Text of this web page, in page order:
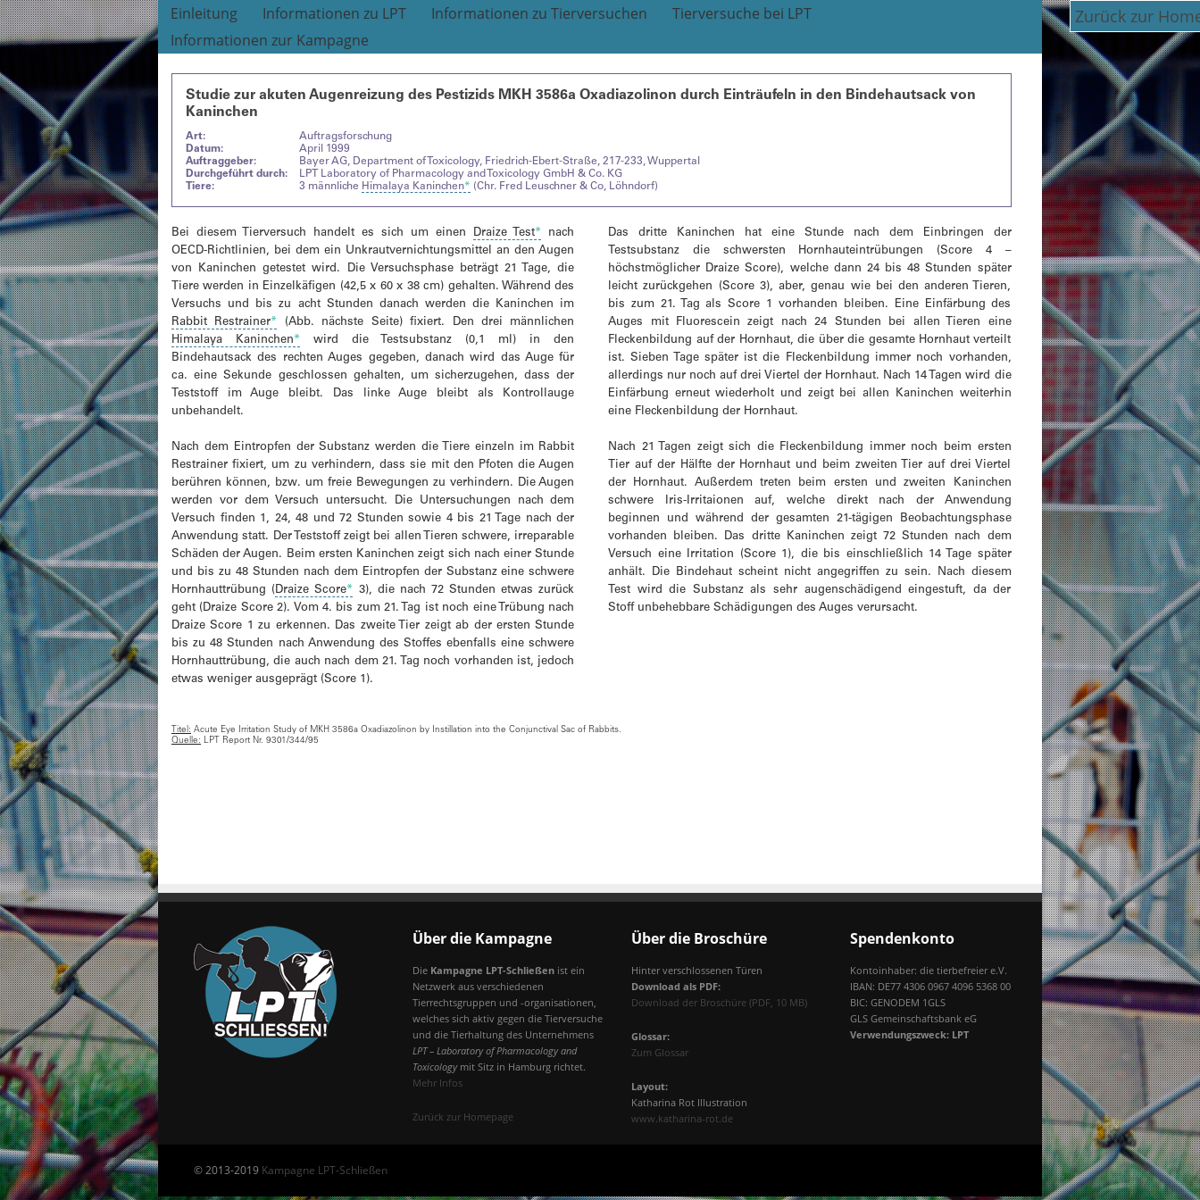
Zurück zur
Einleitung Informationen zu LPT Informationen zu Tierversuchen
Tierversuche bei LPT
Informationen zur Kampagne
Studie zur akuten Augenreizung des Pestizids MKH 3586a Oxadiazolinon durch Einträufeln in den Bindehautsack von
Kaninchen
Art:
Auftragsforschung
Datum:
April 1999
Auftraggeber:
Bayer AG, Department of Toxicology, Friedrich-Ebert-Straße, 217-233, Wuppertal
Durchgeführt durch:
LPT Laboratory of Pharmacology and Toxicology GmbH & Co. KG
Tiere:
3 männliche Himalaya Kaninchen* (Chr. Fred Leuschner & Co, Löhndorf)
Bei diesem Tierversuch handelt es sich um einen Draize Test* nach
OECD-Richtlinien, bei dem ein Unkrautvernichtungsmittel an den Augen
von Kaninchen getestet wird. Die Versuchsphase beträgt 21 Tage, die
Tiere werden in Einzelkäfigen (42,5 x 60 x 38 cm) gehalten. Während des
Versuchs und bis zu acht Stunden danach werden die Kaninchen im
Rabbit Restrainer* (Abb. nächste Seite) fixiert. Den drei männlichen
Himalaya Kaninchen* wird die Testsubstanz (0,1 ml) in den
Bindehautsack des rechten Auges gegeben, danach wird das Auge für
ca. eine Sekunde geschlossen gehalten, um sicherzugehen, dass der
Teststoff im Auge bleibt. Das linke Auge bleibt als Kontrollauge
unbehandelt.
Nach dem Eintropfen der Substanz werden die Tiere einzeln im Rabbit
Restrainer fixiert, um zu verhindern, dass sie mit den Pfoten die Augen
berühren können, bzw. um freie Bewegungen zu verhindern. Die Augen
werden vor dem Versuch untersucht. Die Untersuchungen nach dem
Versuch finden 1, 24, 48 und 72 Stunden sowie 4 bis 21 Tage nach der
Anwendung statt. Der Teststoff zeigt bei allen Tieren schwere, irreparable
Schäden der Augen. Beim ersten Kaninchen zeigt sich nach einer Stunde
und bis zu 48 Stunden nach dem Eintropfen der Substanz eine schwere
Hornhauttrübung (Draize Score* 3), die nach 72 Stunden etwas zurück
geht (Draize Score 2). Vom 4. bis zum 21. Tag ist noch eine Trübung nach
Draize Score 1 zu erkennen. Das zweite Tier zeigt ab der ersten Stunde
bis zu 48 Stunden nach Anwendung des Stoffes ebenfalls eine schwere
Hornhauttrübung, die auch nach dem 21. Tag noch vorhanden ist, jedoch
etwas weniger ausgeprägt (Score 1).
Das dritte Kaninchen hat eine Stunde nach dem Einbringen der
Testsubstanz die schwersten Hornhauteintrübungen (Score 4 –
höchstmöglicher Draize Score), welche dann 24 bis 48 Stunden später
leicht zurückgehen (Score 3), aber, genau wie bei den anderen Tieren,
bis zum 21. Tag als Score 1 vorhanden bleiben. Eine Einfärbung des
Auges mit Fluorescein zeigt nach 24 Stunden bei allen Tieren eine
Fleckenbildung auf der Hornhaut, die über die gesamte Hornhaut verteilt
ist. Sieben Tage später ist die Fleckenbildung immer noch vorhanden,
allerdings nur noch auf drei Viertel der Hornhaut. Nach 14 Tagen wird die
Einfärbung erneut wiederholt und zeigt bei allen Kaninchen weiterhin
eine Fleckenbildung der Hornhaut.
Nach 21 Tagen zeigt sich die Fleckenbildung immer noch beim ersten
Tier auf der Hälfte der Hornhaut und beim zweiten Tier auf drei Viertel
der Hornhaut. Außerdem treten beim ersten und zweiten Kaninchen
schwere Iris-Irritaionen auf, welche direkt nach der Anwendung
beginnen und während der gesamten 21-tägigen Beobachtungsphase
vorhanden bleiben. Das dritte Kaninchen zeigt 72 Stunden nach dem
Versuch eine Irritation (Score 1), die bis einschließlich 14 Tage später
anhält. Die Bindehaut scheint nicht angegriffen zu sein. Nach diesem
Test wird die Substanz als sehr augenschädigend eingestuft, da der
Stoff unbehebbare Schädigungen des Auges verursacht.
Titel: Acute Eye Irritation Study of MKH 3586a Oxadiazolinon by Instillation into the Conjunctival Sac of Rabbits.
Quelle: LPT Report Nr. 9301/344/95
Über die Kampagne
Die Kampagne LPT-Schließen ist ein
Netzwerk aus verschiedenen
Tierrechtsgruppen und -organisationen,
welches sich aktiv gegen die Tierversuche
und die Tierhaltung des Unternehmens
LPT – Laboratory of Pharmacology and
Toxicologymit Sitz in Hamburg richtet.
Mehr Infos
Zurück zur Homepage
Über die Broschüre
Hinter verschlossenen Türen
Download als PDF:
Download der Broschüre (PDF, 10 MB)
Glossar:
Zum Glossar
Layout:
Katharina Rot Illustration
www.katharina-rot.de
Spendenkonto
Kontoinhaber: die tierbefreier e.V.
IBAN: DE77 4306 0967 4096 5368 00
BIC: GENODEM 1GLS
GLS Gemeinschaftsbank eG
Verwendungszweck: LPT
© 2013-2019 Kampagne LPT-Schließen